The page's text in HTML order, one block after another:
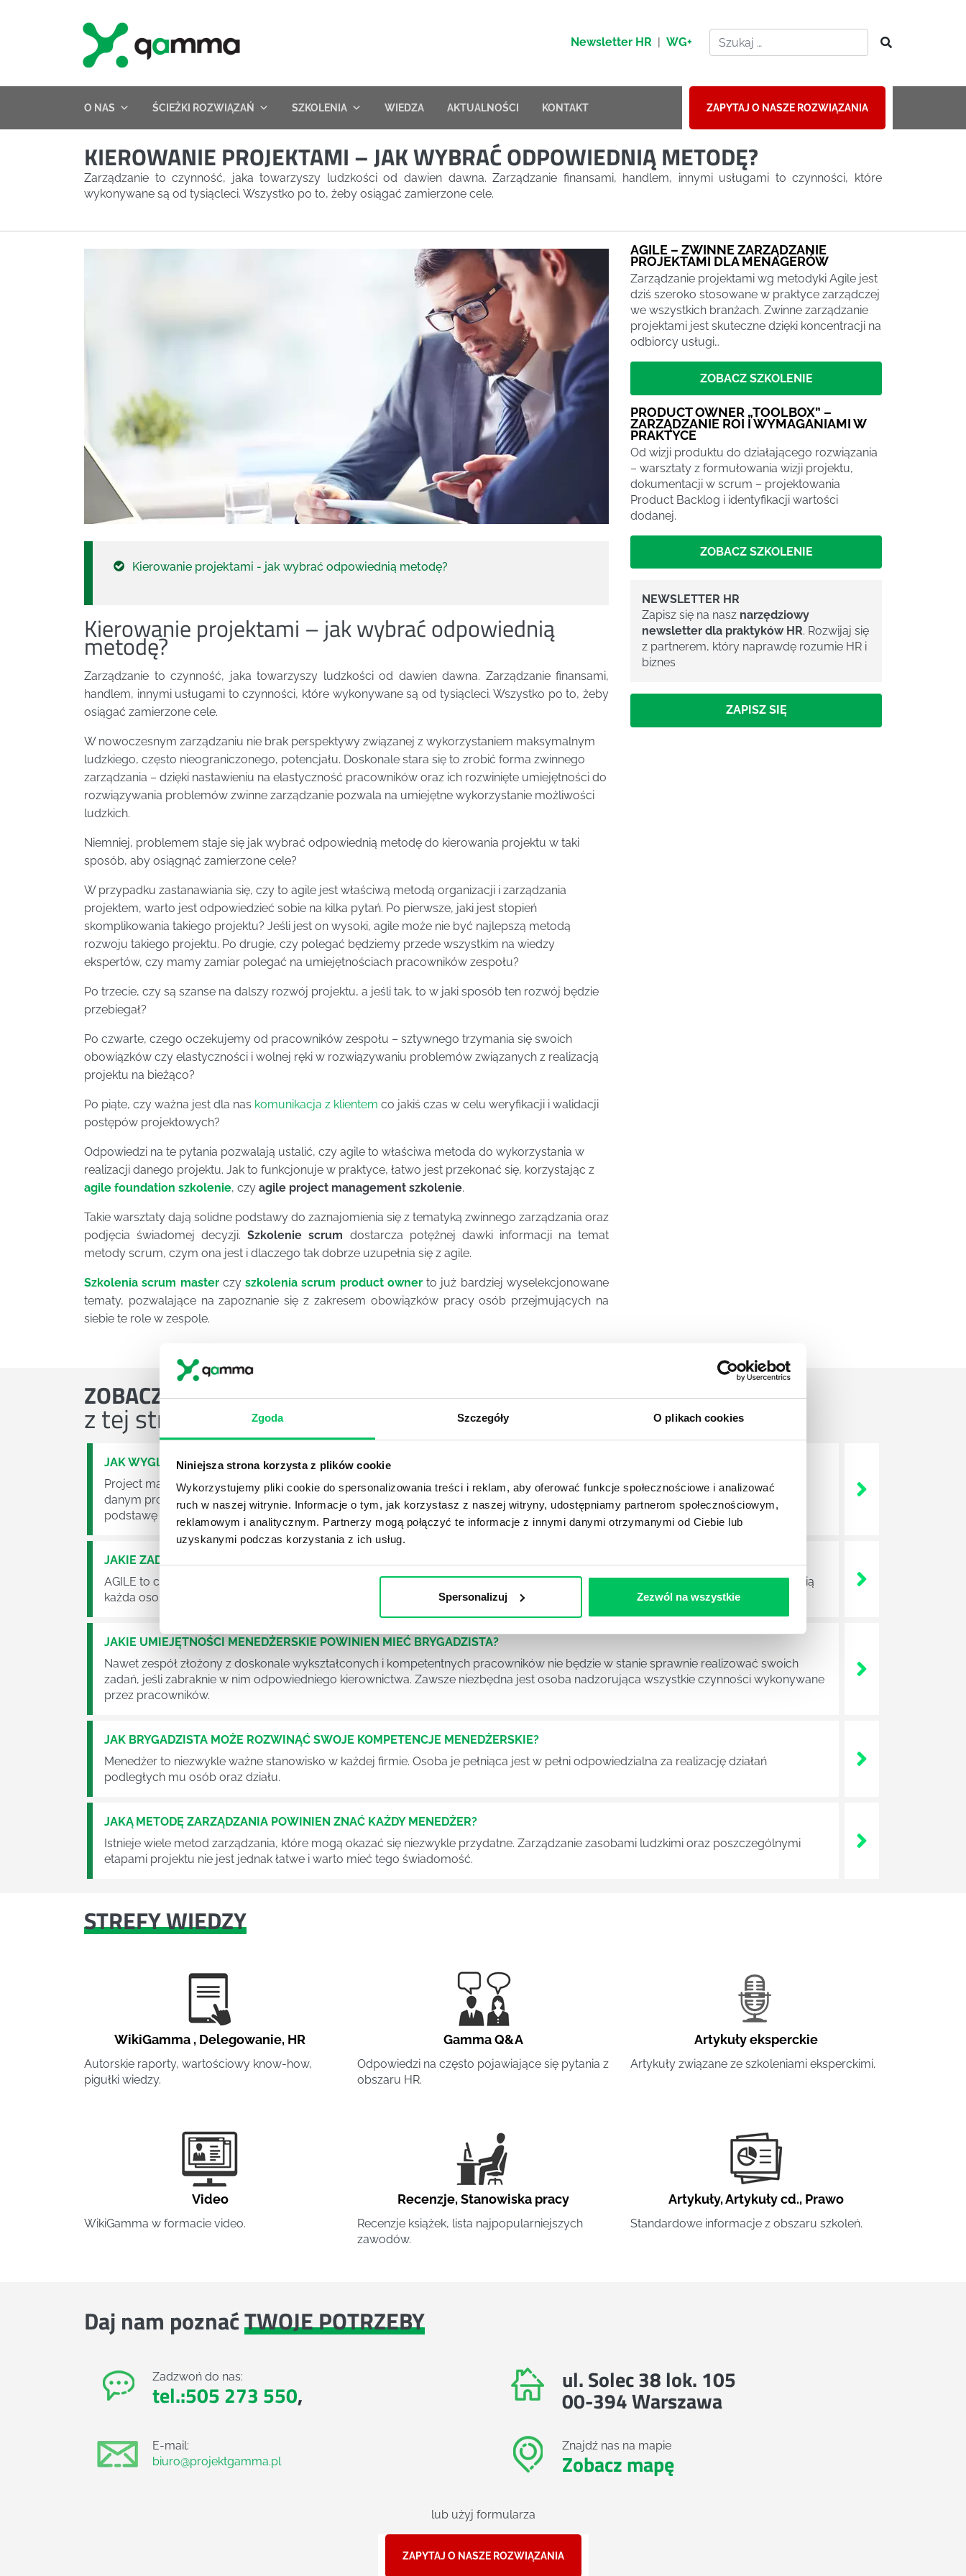
Zgoda Szczegóły O plikach cookies
Niniejsza strona korzysta z plików cookie
Wykorzystujemy pliki cookie do spersonalizowania treści i reklam, aby oferować funkcje społecznościowe i analizować
ruch w naszej witrynie. Informacje o tym, jak korzystasz z naszej witryny, udostępniamy partnerom społecznościowym,
reklamowym i analitycznym. Partnerzy mogą połączyć te informacje z innymi danymi otrzymanymi od Ciebie lub
uzyskanymi podczas korzystania z ich usług.
Spersonalizuj Zezwól na wszystkie
Newsletter HR | WG+
O NAS ŚCIEŻKI ROZWIĄZAŃ SZKOLENIA WIEDZA AKTUALNOŚCI KONTAKT ZAPYTAJ O NASZE ROZWIĄZANIA
KIEROWANIE PROJEKTAMI – JAK WYBRAĆ ODPOWIEDNIĄ METODĘ?
Zarządzanie to czynność, jaka towarzyszy ludzkości od dawien dawna. Zarządzanie finansami, handlem, innymi usługami to czynności, które
wykonywane są od tysiącleci. Wszystko po to, żeby osiągać zamierzone cele.
Kierowanie projektami - jak wybrać odpowiednią metodę?
Kierowanie projektami – jak wybrać odpowiednią
metodę?
Zarządzanie to czynność, jaka towarzyszy ludzkości od dawien dawna. Zarządzanie finansami,
handlem, innymi usługami to czynności, które wykonywane są od tysiącleci. Wszystko po to, żeby
osiągać zamierzone cele.
W nowoczesnym zarządzaniu nie brak perspektywy związanej z wykorzystaniem maksymalnym
ludzkiego, często nieograniczonego, potencjału. Doskonale stara się to zrobić forma zwinnego
zarządzania – dzięki nastawieniu na elastyczność pracowników oraz ich rozwinięte umiejętności do
rozwiązywania problemów zwinne zarządzanie pozwala na umiejętne wykorzystanie możliwości
ludzkich.
Niemniej, problemem staje się jak wybrać odpowiednią metodę do kierowania projektu w taki
sposób, aby osiągnąć zamierzone cele?
W przypadku zastanawiania się, czy to agile jest właściwą metodą organizacji i zarządzania
projektem, warto jest odpowiedzieć sobie na kilka pytań. Po pierwsze, jaki jest stopień
skomplikowania takiego projektu? Jeśli jest on wysoki, agile może nie być najlepszą metodą
rozwoju takiego projektu. Po drugie, czy polegać będziemy przede wszystkim na wiedzy
ekspertów, czy mamy zamiar polegać na umiejętnościach pracowników zespołu?
Po trzecie, czy są szanse na dalszy rozwój projektu, a jeśli tak, to w jaki sposób ten rozwój będzie
przebiegał?
Po czwarte, czego oczekujemy od pracowników zespołu – sztywnego trzymania się swoich
obowiązków czy elastyczności i wolnej ręki w rozwiązywaniu problemów związanych z realizacją
projektu na bieżąco?
Po piąte, czy ważna jest dla nas komunikacja z klientem co jakiś czas w celu weryfikacji i walidacji
postępów projektowych?
Odpowiedzi na te pytania pozwalają ustalić, czy agile to właściwa metoda do wykorzystania w
realizacji danego projektu. Jak to funkcjonuje w praktyce, łatwo jest przekonać się, korzystając z
agile foundation szkolenie, czy agile project management szkolenie.
Takie warsztaty dają solidne podstawy do zaznajomienia się z tematyką zwinnego zarządzania oraz
podjęcia świadomej decyzji.Szkolenie scrum dostarcza potężnej dawki informacji na temat
metody scrum, czym ona jest i dlaczego tak dobrze uzupełnia się z agile.
Szkolenia scrum masterczyszkolenia scrum product ownerto już bardziej wyselekcjonowane
tematy, pozwalające na zapoznanie się z zakresem obowiązków pracy osób przejmujących na
siebie te role w zespole.
AGILE – ZWINNE ZARZĄDZANIE
PROJEKTAMI DLA MENAGERÓW
Zarządzanie projektami wg metodyki Agile jest
dziś szeroko stosowane w praktyce zarządczej
we wszystkich branżach. Zwinne zarządzanie
projektami jest skuteczne dzięki koncentracji na
odbiorcy usługi…
ZOBACZ SZKOLENIE
PRODUCT OWNER „TOOLBOX” –
ZARZĄDZANIE ROI I WYMAGANIAMI W
PRAKTYCE
Od wizji produktu do działającego rozwiązania
– warsztaty z formułowania wizji projektu,
dokumentacji w scrum – projektowania
Product Backlog i identyfikacji wartości
dodanej.
ZOBACZ SZKOLENIE
NEWSLETTER HR
Zapisz się na nasz narzędziowy
newsletter dla praktyków HR. Rozwijaj się
z partnerem, który naprawdę rozumie HR i
biznes
ZAPISZ SIĘ
ZOBACZOSTATNIE ARTYKUŁY
z tej strefy wiedzy
JAK WYGLĄDA PRACA ZESPOŁÓW PROJEKTOWYCH W ZWINNEJ METODYCE?
Project management (czyli zarządzanie projektami) to szereg czynności mających na celu zrealizowanie wszystkich związanych z
danym projektem założeń. Zajmują się nim osoby wchodzące w skład specjalnych zespołów projektowych, a ich praca stanowi
podstawę działalności wielu przedsiębiorstw.
JAKIE ZADANIA MUSZĄ ZREALIZOWAĆ PRACOWNICY ZESPOŁU PROJEKTOWEGO?
AGILE to coraz popularniejsze w każdej większej (i mniejszej) firmie pojęcie związane z realizacją projektów biznesowych. Z pewnością
każda osoba zatrudniona w takim miejscu choć raz się z nim spotkała.
JAKIE UMIEJĘTNOŚCI MENEDŻERSKIE POWINIEN MIEĆ BRYGADZISTA?
Nawet zespół złożony z doskonale wykształconych i kompetentnych pracowników nie będzie w stanie sprawnie realizować swoich
zadań, jeśli zabraknie w nim odpowiedniego kierownictwa. Zawsze niezbędna jest osoba nadzorująca wszystkie czynności wykonywane
przez pracowników.
JAK BRYGADZISTA MOŻE ROZWINĄĆ SWOJE KOMPETENCJE MENEDŻERSKIE?
Menedżer to niezwykle ważne stanowisko w każdej firmie. Osoba je pełniąca jest w pełni odpowiedzialna za realizację działań
podległych mu osób oraz działu.
JAKĄ METODĘ ZARZĄDZANIA POWINIEN ZNAĆ KAŻDY MENEDŻER?
Istnieje wiele metod zarządzania, które mogą okazać się niezwykle przydatne. Zarządzanie zasobami ludzkimi oraz poszczególnymi
etapami projektu nie jest jednak łatwe i warto mieć tego świadomość.
STREFY WIEDZY
WikiGamma , Delegowanie, HR
Autorskie raporty, wartościowy know-how,
pigułki wiedzy.
Gamma Q&A
Odpowiedzi na często pojawiające się pytania z
obszaru HR.
Artykuły eksperckie
Artykuły związane ze szkoleniami eksperckimi.
Video
WikiGamma w formacie video.
Recenzje,Stanowiska pracy
Recenzje książek, lista najpopularniejszych
zawodów.
Artykuły,Artykuły cd., Prawo
Standardowe informacje z obszaru szkoleń.
Daj nam poznaćTWOJE POTRZEBY
Zadzwoń do nas:
tel.:505 273 550,
E-mail:
biuro@projektgamma.pl
ul. Solec 38 lok. 105
00-394 Warszawa
Znajdź nas na mapie
Zobacz mapę
lub użyj formularza
ZAPYTAJ O NASZE ROZWIĄZANIA